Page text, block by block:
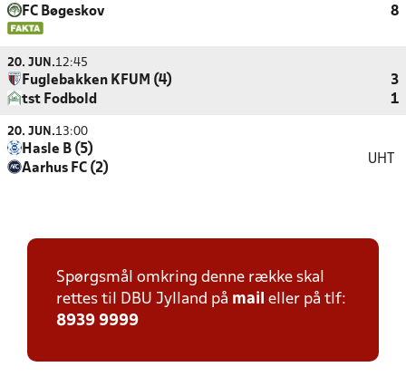
FC Bøgeskov
8
20. JUN.12:45
Fuglebakken KFUM (4)
3
tst Fodbold
1
20. JUN.13:00
Hasle B (5)
Aarhus FC (2)
UHT
Spørgsmål omkring denne række skal
rettes til DBU Jylland på mail eller på tlf:
8939 9999